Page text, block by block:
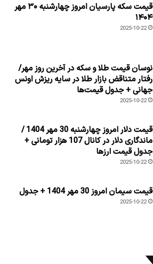
قیمت سکه پارسیان امروز چهارشنبه ۳۰ مهر
۱۴۰۴
2025-10-22
نوسان قیمت طلا و سکه در آخرین روز مهر/
رفتار متناقض بازار طلا در سایه ریزش اونس
جهانی + جدول قیمت‌ها
2025-10-22
قیمت دلار امروز چهارشنبه 30 مهر 1404 /
ماندگاری دلار در کانال 107 هزار تومانی +
جدول قیمت ارزها
2025-10-22
قیمت سیمان امروز 30 مهر 1404 + جدول
2025-10-22